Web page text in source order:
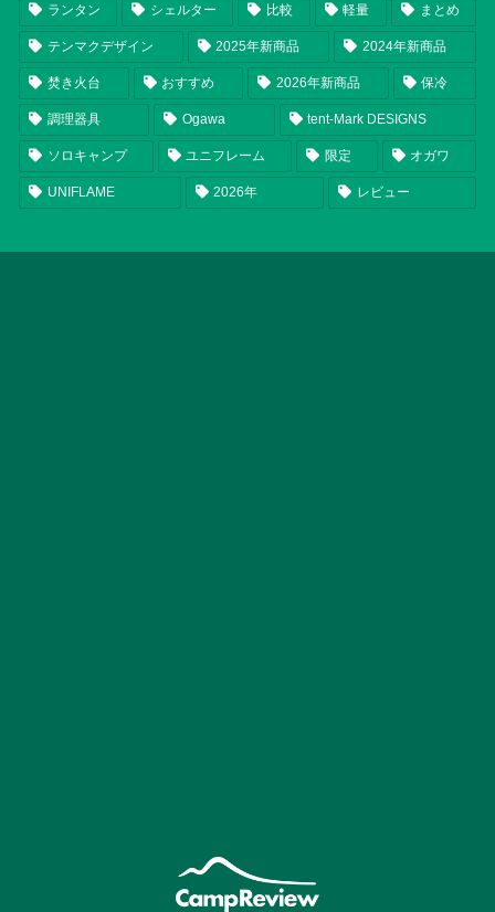
ランタン シェルター 比較 軽量 まとめ
テンマクデザイン 2025年新商品 2024年新商品
焚き火台 おすすめ 2026年新商品 保冷
調理器具 Ogawa tent-Mark DESIGNS
ソロキャンプ ユニフレーム 限定 オガワ
UNIFLAME 2026年 レビュー